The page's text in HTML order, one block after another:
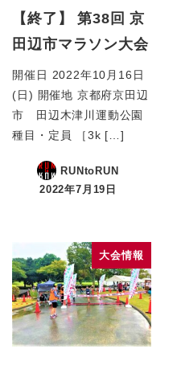
【終了】 第38回 京
田辺市マラソン大会
開催日 2022年10月16日
(日) 開催地 京都府京田辺
市 田辺木津川運動公園
種目・定員 ［3k […]
RUNtoRUN
2022年7月19日
大会情報